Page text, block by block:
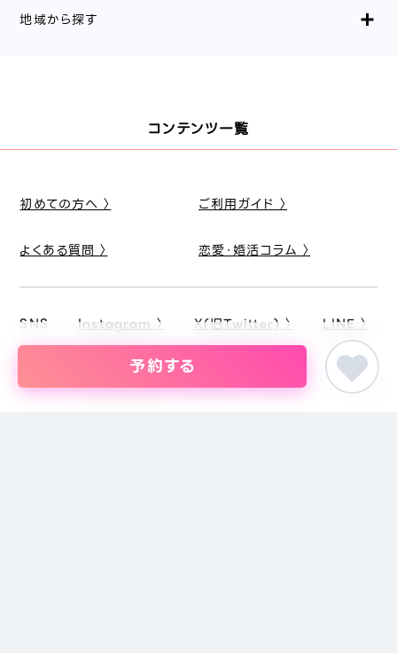
予約する
地域から探す
コンテンツ一覧
初めての方へ 〉 ご利用ガイド 〉
よくある質問 〉 恋愛・婚活コラム 〉
SNS Instagram 〉 X(旧Twitter) 〉 LINE 〉
ピア街コン 九州・沖縄の街コン 鹿児島県の街コン・結婚パーティー 30代限定